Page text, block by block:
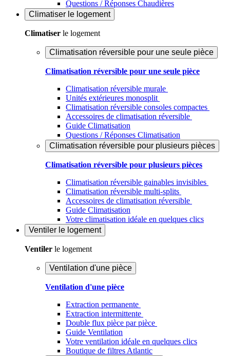
Questions / Réponses Chaudières
Climatiser le logement
Climatiser le logement
Climatisation réversible pour une seule pièce
Climatisation réversible pour une seule pièce
Climatisation réversible murale
Unités extérieures monosplit
Climatisation réversible consoles compactes
Accessoires de climatisation réversible
Guide Climatisation
Questions / Réponses Climatisation
Climatisation réversible pour plusieurs pièces
Climatisation réversible pour plusieurs pièces
Climatisation réversible gainables invisibles
Climatisation réversible multi-splits
Accessoires de climatisation réversible
Guide Climatisation
Votre climatisation idéale en quelques clics
Ventiler le logement
Ventiler le logement
Ventilation d'une pièce
Ventilation d'une pièce
Extraction permanente
Extraction intermittente
Double flux pièce par pièce
Guide Ventilation
Votre ventilation idéale en quelques clics
Boutique de filtres Atlantic